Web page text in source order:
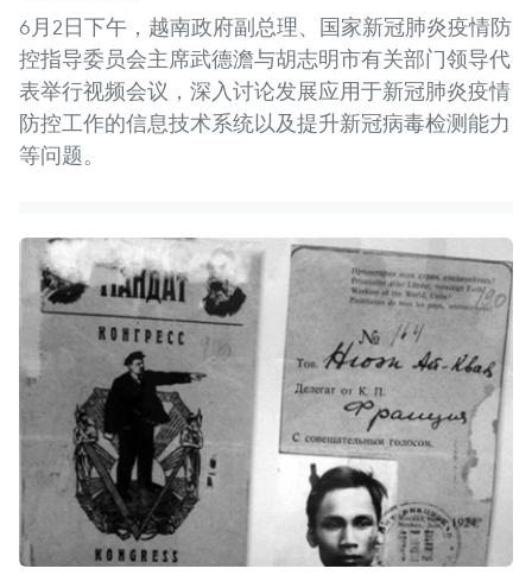
6月2日下午，越南政府副总理、国家新冠肺炎疫情防
控指导委员会主席武德澹与胡志明市有关部门领导代
表举行视频会议，深入讨论发展应用于新冠肺炎疫情
防控工作的信息技术系统以及提升新冠病毒检测能力
等问题。